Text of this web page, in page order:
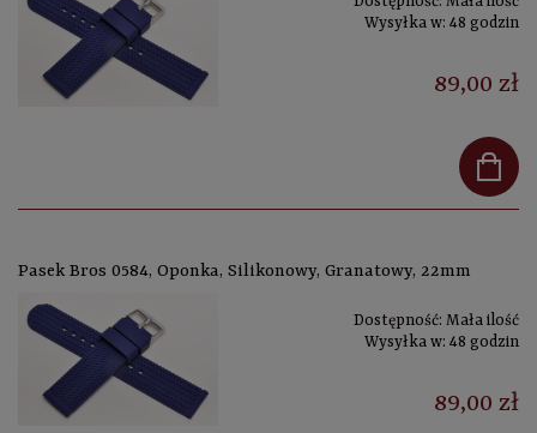
Wysyłka w: 48 godzin
89,00 zł
Pasek Bros 0584, Oponka, Silikonowy, Granatowy, 22mm
Dostępność: Mała ilość
Wysyłka w: 48 godzin
89,00 zł